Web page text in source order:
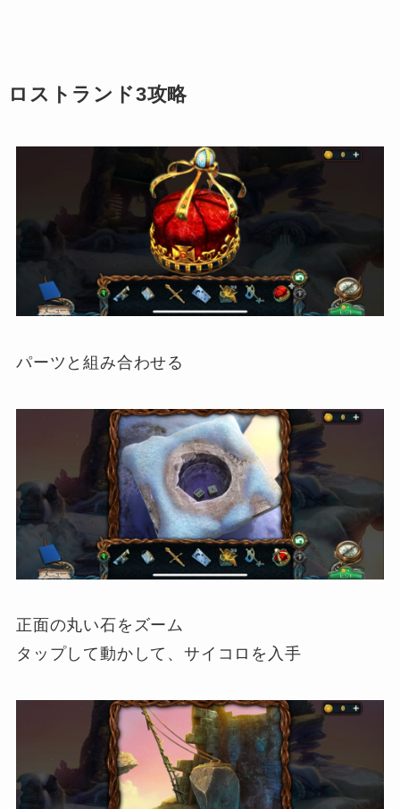
ロストランド3攻略
パーツと組み合わせる
正面の丸い石をズーム
タップして動かして、サイコロを入手